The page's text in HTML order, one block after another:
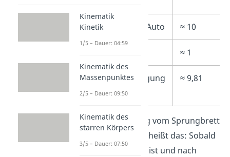
Vollbremsung Auto ≈ 10
≈ 1
Erdbeschleunigung
(Gravitation)
≈ 9,81
Bei einem Sprung vom Sprungbrett
im Schwimmbad heißt das: Sobald
du gesprungen bist und nach
Kinematik
Kinetik
1/5 – Dauer: 04:59
Kinematik des
Massenpunktes
2/5 – Dauer: 09:50
Kinematik des
starren Körpers
3/5 – Dauer: 07:50